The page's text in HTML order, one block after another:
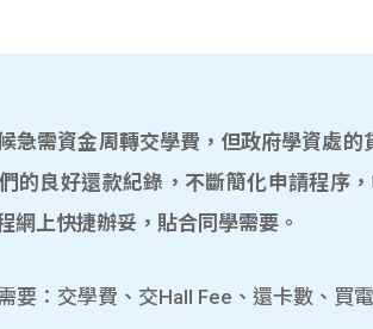
急需資金周轉交學費，但政府學資處
的良好還款紀錄，不斷簡化申請程序
網上快捷辦妥，貼合同學需要。
要：交學費、交Hall Fee、還卡數、買